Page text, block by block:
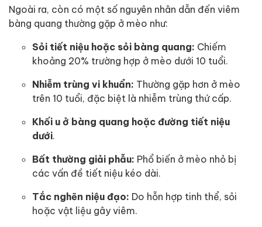
Ngoài ra, còn có một số nguyên nhân dẫn đến viêm
bàng quang thường gặp ở mèo như:
Sỏi tiết niệu hoặc sỏi bàng quang: Chiếm
khoảng 20% trường hợp ở mèo dưới 10 tuổi.
Nhiễm trùng vi khuẩn: Thường gặp hơn ở mèo
trên 10 tuổi, đặc biệt là nhiễm trùng thứ cấp.
Khối u ở bàng quang hoặc đường tiết niệu
dưới
Bất thường giải phẫu: Phổ biến ở mèo nhỏ bị
các vấn đề tiết niệu kéo dài.
Tắc nghẽn niệu đạo: Do hỗn hợp tinh thể, sỏi
hoặc vật liệu gây viêm.